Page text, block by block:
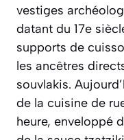
vestiges
datant du 17e
supports de
les ancêtres
souvlakis.
de la cuisine de
heure, enveloppé